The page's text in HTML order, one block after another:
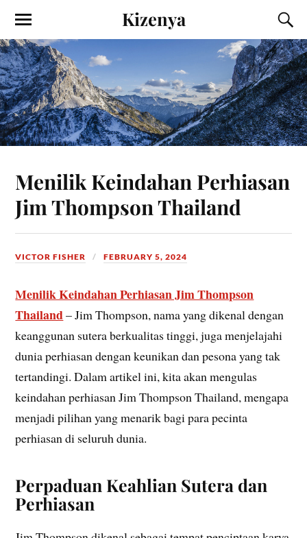
Kizenya
Menilik Keindahan Perhiasan
Jim Thompson Thailand
VICTOR FISHER FEBRUARY 5, 2024
Menilik Keindahan Perhiasan Jim Thompson
Thailand– Jim Thompson, nama yang dikenal dengan
keanggunan sutera berkualitas tinggi, juga menjelajahi
dunia perhiasan dengan keunikan dan pesona yang tak
tertandingi. Dalam artikel ini, kita akan mengulas
keindahan perhiasan Jim Thompson Thailand, mengapa
menjadi pilihan yang menarik bagi para pecinta
perhiasan di seluruh dunia.
Perpaduan Keahlian Sutera dan
Perhiasan